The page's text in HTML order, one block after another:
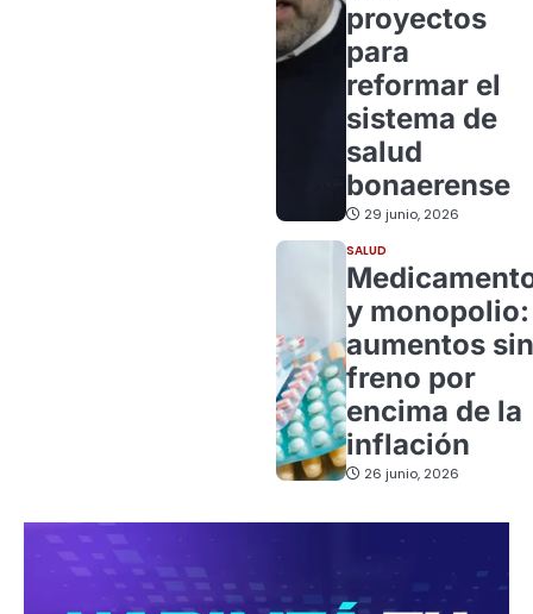
proyectos
para
reformar el
sistema de
salud
bonaerense
29 junio, 2026
SALUD
y monopolio:
aumentos sin
freno por
encima de la
inflación
26 junio, 2026